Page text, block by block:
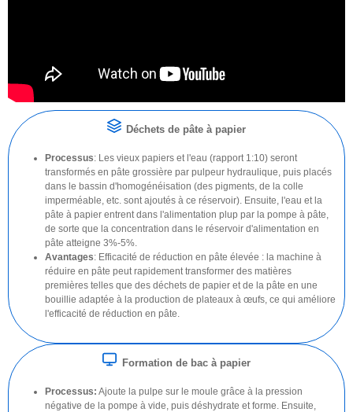
Déchets de pâte à papier
Processus: Les vieux papiers et l'eau (rapport 1:10) seront
transformés en pâte grossière par pulpeur hydraulique, puis placés
dans le bassin d'homogénéisation (des pigments, de la colle
imperméable, etc. sont ajoutés à ce réservoir). Ensuite, l'eau et la
pâte à papier entrent dans l'alimentation plup par la pompe à pâte,
de sorte que la concentration dans le réservoir d'alimentation en
pâte atteigne 3%-5%.
Avantages: Efficacité de réduction en pâte élevée : la machine à
réduire en pâte peut rapidement transformer des matières
premières telles que des déchets de papier et de la pâte en une
bouillie adaptée à la production de plateaux à œufs, ce qui améliore
l'efficacité de réduction en pâte.
Formation de bac à papier
Processus: Ajoute la pulpe sur le moule grâce à la pression
négative de la pompe à vide, puis déshydrate et forme. Ensuite,